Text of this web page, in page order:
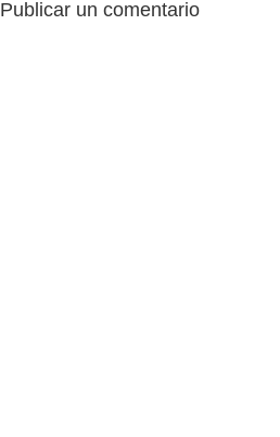
Publicar un comentario